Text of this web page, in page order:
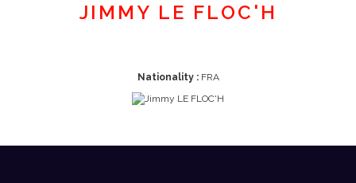
JIMMY LE FLOC'H
Nationality :FRA